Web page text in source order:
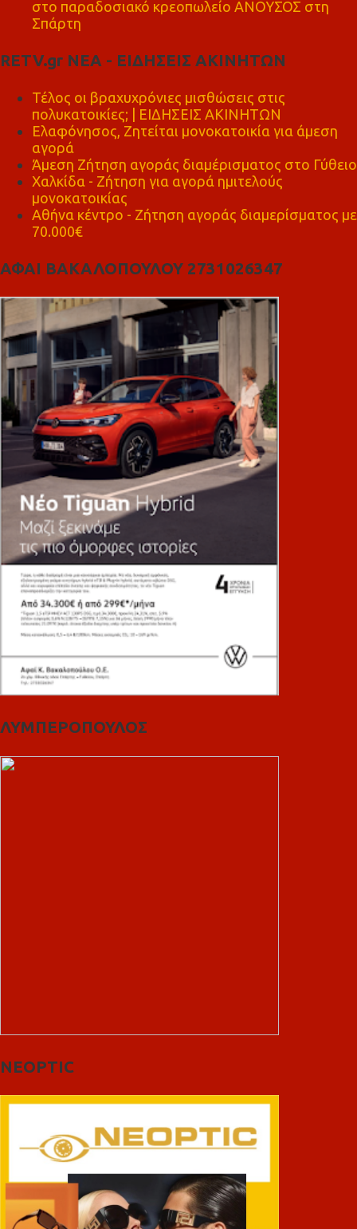
στο παραδοσιακό κρεοπωλείο ΑΝΟΥΣΟΣ στη
Σπάρτη
RETV.gr ΝΕΑ - ΕΙΔΗΣΕΙΣ ΑΚΙΝΗΤΩΝ
Τέλος οι βραχυχρόνιες μισθώσεις στις
πολυκατοικίες; | ΕΙΔΗΣΕΙΣ ΑΚΙΝΗΤΩΝ
Ελαφόνησος, Ζητείται μονοκατοικία για άμεση
αγορά
Άμεση Ζήτηση αγοράς διαμέρισματος στο Γύθειο
Χαλκίδα - Ζήτηση για αγορά ημιτελούς
μονοκατοικίας
Αθήνα κέντρο - Ζήτηση αγοράς διαμερίσματος με
70.000€
ΑΦΑΙ ΒΑΚΑΛΟΠΟΥΛΟΥ 2731026347
ΛΥΜΠΕΡΟΠΟΥΛΟΣ
NEOPTIC